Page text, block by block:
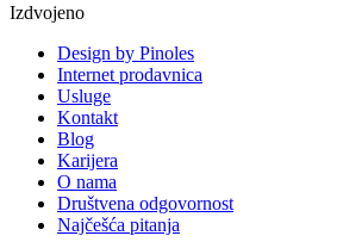
Izdvojeno
Design by Pinoles
Internet prodavnica
Usluge
Kontakt
Blog
Karijera
O nama
Društvena odgovornost
Najčešća pitanja